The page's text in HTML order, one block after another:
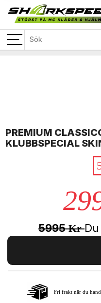
PREMIUM
KLUBBSPECIAL
5995Kr
Lägg i
Fri frakt när du